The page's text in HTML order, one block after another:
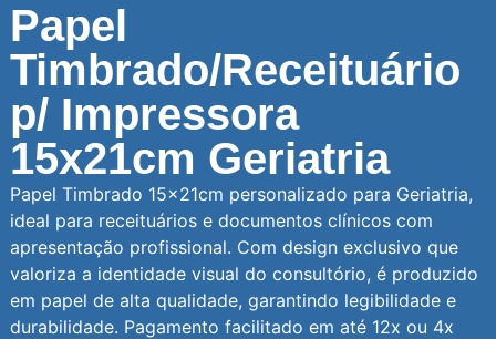
Papel
Timbrado/Receituário
p/ Impressora
15x21cm Geriatria
Papel Timbrado 15x21cm personalizado para Geriatria,
ideal para receituários e documentos clínicos com
apresentação profissional. Com design exclusivo que
valoriza a identidade visual do consultório, é produzido
em papel de alta qualidade, garantindo legibilidade e
durabilidade. Pagamento facilitado em até 12x ou 4x